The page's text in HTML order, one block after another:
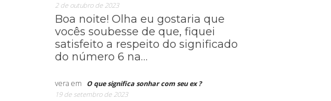
2 de outubro de 2023
Boa noite! Olha eu gostaria que
vocês soubesse de que, fiquei
satisfeito a respeito do significado
do número 6 na…
vera em
O que significa sonhar com seu ex ?
19 de setembro de 2023